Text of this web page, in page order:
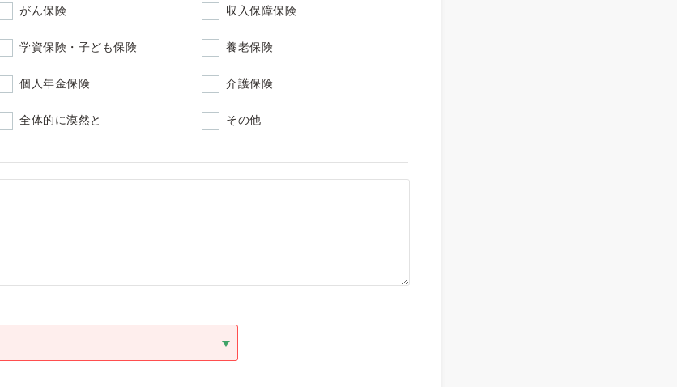
がん保険 収入保障保険
学資保険・子ども保険 養老保険
個人年金保険 介護保険
全体的に漠然と その他